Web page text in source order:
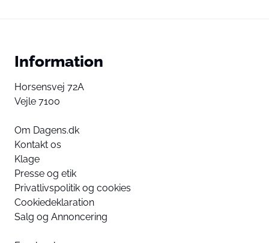
Information
Horsensvej 72A
Vejle 7100
Om Dagens.dk
Kontakt os
Klage
Presse og etik
Privatlivspolitik og cookies
Cookiedeklaration
Salg og Annoncering